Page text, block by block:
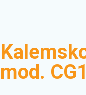
mod. CG1